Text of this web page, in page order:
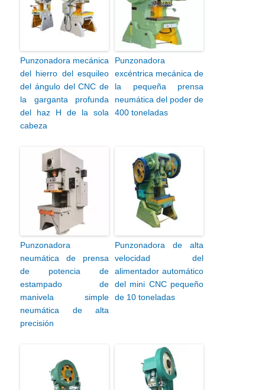
Punzonadora mecánica
del hierro del esquileo
del ángulo del CNC de
la garganta profunda
del haz H de la sola
cabeza
Punzonadora
excéntrica mecánica de
la pequeña prensa
neumática del poder de
400 toneladas
Punzonadora
neumática de prensa
de potencia de
estampado de
manivela simple
neumática de alta
precisión
Punzonadora de alta
velocidad del
alimentador automático
del mini CNC pequeño
de 10 toneladas